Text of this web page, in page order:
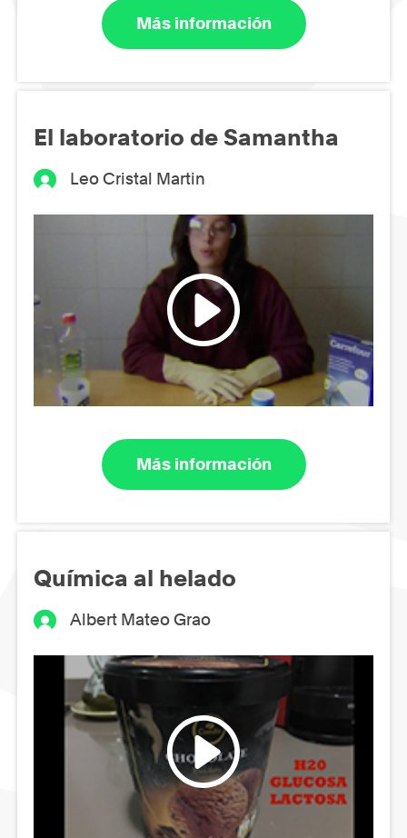
Más información
El laboratorio de Samantha
Leo Cristal Martin
Más información
Química al helado
Albert Mateo Grao